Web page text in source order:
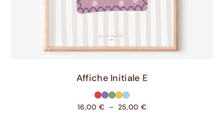
Choix Des Options
Affiche Initiale E
16,00 € – 25,00 €